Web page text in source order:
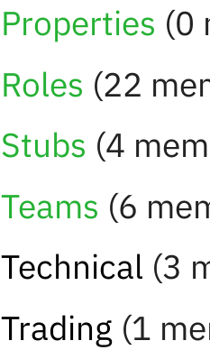
Properties
Roles (22
Stubs (4
Teams (6
Technical (3
Trading (1